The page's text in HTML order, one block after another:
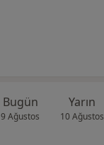
Bugün
9 Ağustos
Yarın
10 Ağustos